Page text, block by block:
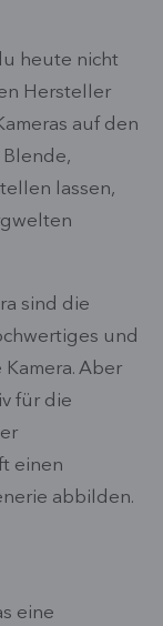
heute nicht
Hersteller
auf den
Blende,
lassen,
sind die
und
Aber
für die
einen
abbilden.
eine